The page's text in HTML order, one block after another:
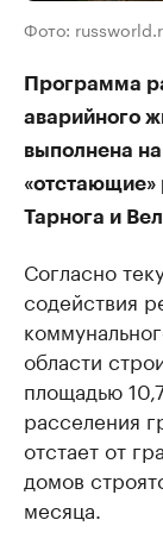
Фото:
Программа
аварийного
выполнена
«отстающие»
Тарнога и
Согласно
содействия
области
площадью
расселения
отстает от
домов
месяца.